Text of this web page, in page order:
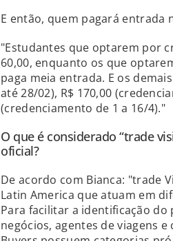
E então, quem pagará entrada
"Estudantes que optarem por
60,00, enquanto os que
paga meia entrada. E os
até 28/02), R$ 170,00
(credenciamento de 1 a 16/4)."
O que é considerado “trade
oficial?
De acordo com Bianca: "trade
Latin America que atuam em
Para facilitar a identificação
negócios, agentes de viagens